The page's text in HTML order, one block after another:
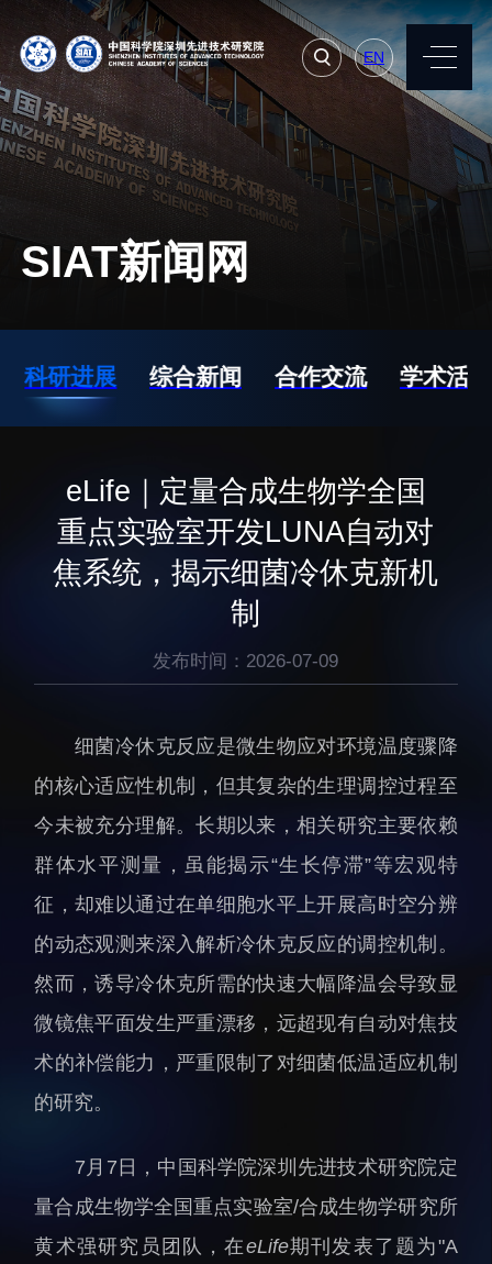
EN
常用系统 人才招聘 联系我们
机构简介
院长寄语
现任领导
统计数据
研究机构
研究队伍
先进集成技术研究所
生物医学与健康工程研
生物医药与技术研究所
脑认知与脑疾病研究所
合成生物学研究所
碳中和技术研究所
科学仪器所（筹）
人才概况
人才介绍
人才招聘
人才动态
博士后
综合处
科研管理处
创新融合处
人力资源处
财务资产处
党群工作处
监督审计处
支撑平台处
SIAT新闻网
科研进展 综合新闻 合作交流 学术活动
eLife｜定量合成生物学全国
重点实验室开发LUNA自动对
焦系统，揭示细菌冷休克新机
制
发布时间：2026-07-09
细菌冷休克反应是微生物应对环境温度骤降
的核心适应性机制，但其复杂的生理调控过程至
今未被充分理解。长期以来，相关研究主要依赖
群体水平测量，虽能揭示“生长停滞”等宏观特
征，却难以通过在单细胞水平上开展高时空分辨
的动态观测来深入解析冷休克反应的调控机制。
然而，诱导冷休克所需的快速大幅降温会导致显
微镜焦平面发生严重漂移，远超现有自动对焦技
术的补偿能力，严重限制了对细菌低温适应机制
的研究。
7月7日，中国科学院深圳先进技术研究院定
量合成生物学全国重点实验室/合成生物学研究所
黄术强研究员团队，在eLife期刊发表了题为"A